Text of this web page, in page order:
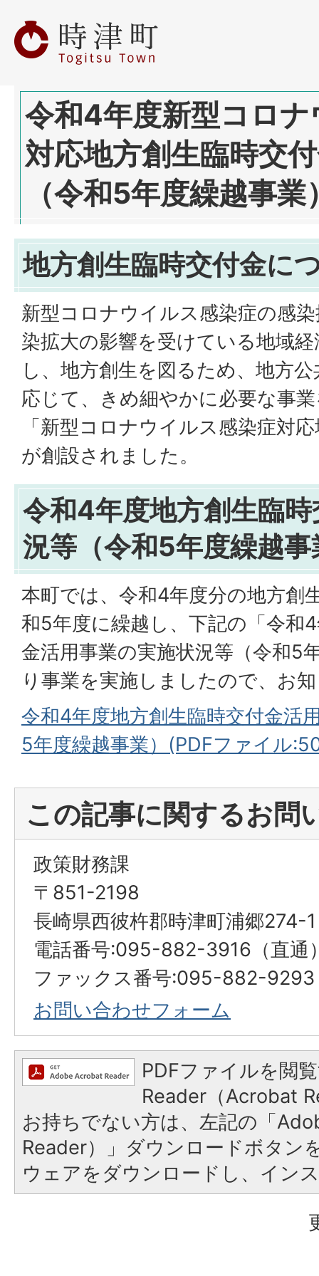
令和4年度新型コロ
対応地方創生臨時交
（令和5年度繰越事業
地方創生臨時交付金に
新型コロナウイルス感染症の感
染拡大の影響を受けている地域
し、地方創生を図るため、地方
応じて、きめ細やかに必要な事
「新型コロナウイルス感染症対
が創設されました。
令和4年度地方創生臨
況等（令和5年度繰越
本町では、令和4年度分の地方創
和5年度に繰越し、下記の「令和
金活用事業の実施状況等（令和5
り事業を実施しましたので、お
令和4年度地方創生臨時交付金活
5年度繰越事業）(PDFファイル
この記事に関するお問
政策財務課
〒851-2198
長崎県西彼杵郡時津町浦郷274-1
電話番号:095-882-3916（直通
ファックス番号:095-882-9293
お問い合わせフォーム
PDFファイルを閲
Reader（Acrobat
お持ちでない方は、左記の「
Reader）」ダウンロードボタン
ウェアをダウンロードし、イン